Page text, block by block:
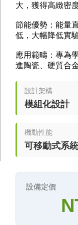
大，獲得高緻密
節能優勢：能量
低，大幅降低實
應用範疇：專為
進陶瓷、硬質合
設計架構
模組化設計
機動性能
可移動式系統
設備定價